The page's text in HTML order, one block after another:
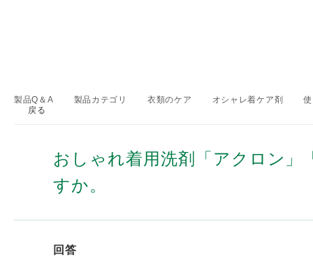
製品Q＆A
製品カテゴリ
衣類のケア
オシャレ着ケア剤
戻る
おしゃれ着用洗剤「アクロン
すか。
回答